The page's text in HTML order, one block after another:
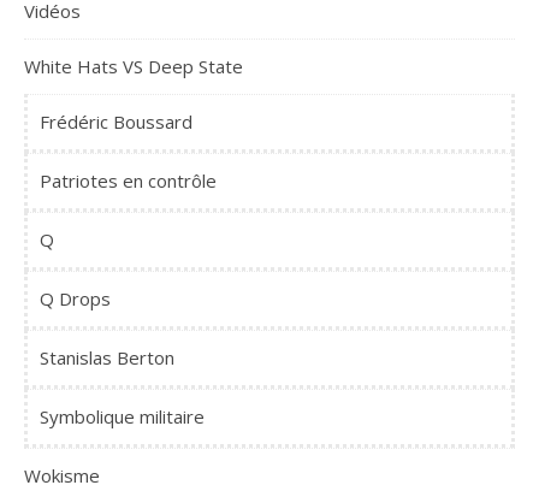
Vidéos
White Hats VS Deep State
Frédéric Boussard
Patriotes en contrôle
Q
Q Drops
Stanislas Berton
Symbolique militaire
Wokisme